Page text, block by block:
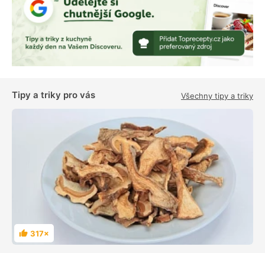
Tipy a triky pro vás Všechny tipy a triky
H
o
317×